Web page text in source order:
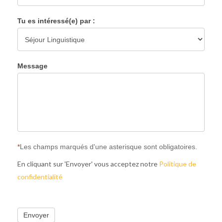
Tu es intéressé(e) par :
Message
*Les champs marqués d'une asterisque sont obligatoires.
En cliquant sur 'Envoyer' vous acceptez notre Politique de
confidentialité
Envoyer